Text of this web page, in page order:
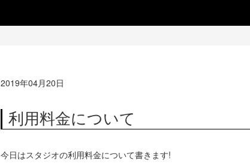
2019年04月20日
利用料金について
今日はスタジオの利用料金について書きます!